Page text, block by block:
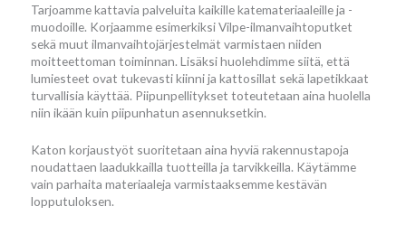
Tarjoamme kattavia palveluita kaikille katemateriaaleille ja -
muodoille. Korjaamme esimerkiksi Vilpe-ilmanvaihtoputket
sekä muut ilmanvaihtojärjestelmät varmistaen niiden
moitteettoman toiminnan. Lisäksi huolehdimme siitä, että
lumiesteet ovat tukevasti kiinni ja kattosillat sekä lapetikkaat
turvallisia käyttää. Piipunpellitykset toteutetaan aina huolella
niin ikään kuin piipunhatun asennuksetkin.
Katon korjaustyöt suoritetaan aina hyviä rakennustapoja
noudattaen laadukkailla tuotteilla ja tarvikkeilla. Käytämme
vain parhaita materiaaleja varmistaaksemme kestävän
lopputuloksen.